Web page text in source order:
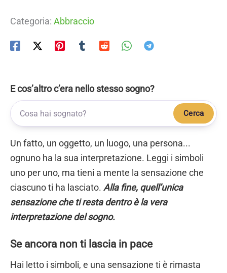
Categoria: Abbraccio
E cos’altro c’era nello stesso sogno?
Cerca
Un fatto, un oggetto, un luogo, una persona...
ognuno ha la sua interpretazione. Leggi i simboli
uno per uno, ma tieni a mente la sensazione che
ciascuno ti ha lasciato. Alla fine, quell’unica
sensazione che ti resta dentro è la vera
interpretazione del sogno.
Se ancora non ti lascia in pace
Hai letto i simboli, e una sensazione ti è rimasta